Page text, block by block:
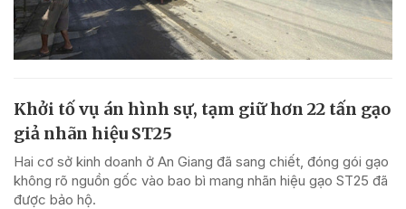
Khởi tố vụ án hình sự, tạm giữ hơn 22 tấn gạo
giả nhãn hiệu ST25
Hai cơ sở kinh doanh ở An Giang đã sang chiết, đóng gói gạo
không rõ nguồn gốc vào bao bì mang nhãn hiệu gạo ST25 đã
được bảo hộ.